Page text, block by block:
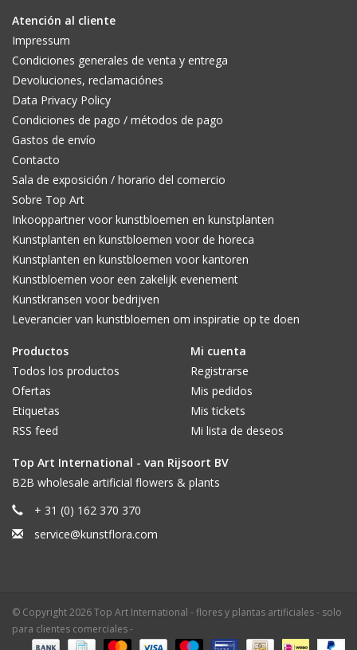
Atención al cliente
Impressum
Condiciones generales de venta y entrega
Devoluciones, reclamaciónes
Data Privacy Policy
Condiciones de pago / métodos de pago
Gastos de envío
Contacto
Sala de exposición / horario del comercio
Sobre Top Art
Inkooppartner voor kunstbloemen en kunstplanten
Kunstplanten en kunstbloemen voor de horeca
Kunstplanten en kunstbloemen voor kantoren
Kunstbloemen voor een zakelijk evenement
Kunstkransen voor bedrijven
Leverancier van kunstbloemen om inspiratie op te doen
Productos
Todos los productos
Ofertas
Etiquetas
RSS feed
Mi cuenta
Registrarse
Mis pedidos
Mis tickets
Mi lista de deseos
Top Art International - van Rijsoort BV
B2B wholesale artificial flowers & plants
+ 31 (0) 162 370 370
service@kunstflora.com
© Copyright 2026 Top Art International - flores y plantas artificiales - solo
para clientes comerciales -